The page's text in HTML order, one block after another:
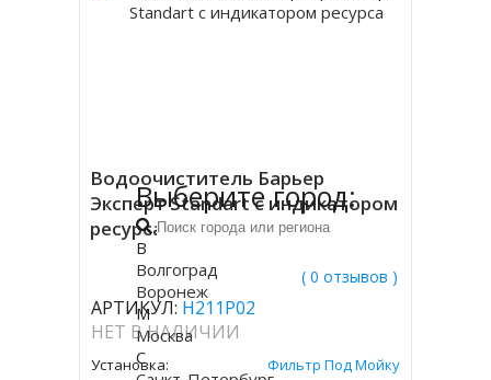
Водоочиститель Барьер
Эксперт Standart с индикатором
ресурса
( 0 отзывов )
АРТИКУЛ: Н211Р02
НЕТ В НАЛИЧИИ
Установка: Фильтр Под Мойку
Выберите город:
В
Волгоград
Воронеж
М
Москва
С